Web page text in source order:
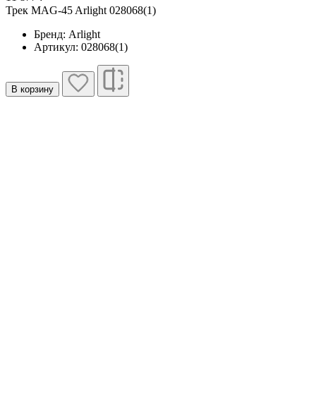
Трек MAG-45 Arlight 028068(1)
Бренд: Arlight
Артикул: 028068(1)
В корзину